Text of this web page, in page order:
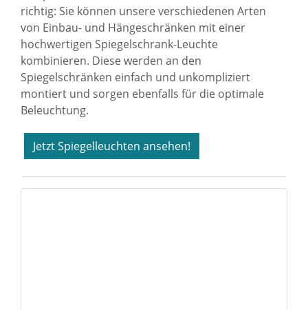
richtig: Sie können unsere verschiedenen Arten
von Einbau- und Hängeschränken mit einer
hochwertigen Spiegelschrank-Leuchte
kombinieren. Diese werden an den
Spiegelschränken einfach und unkompliziert
montiert und sorgen ebenfalls für die optimale
Beleuchtung.
Jetzt Spiegelleuchten ansehen!